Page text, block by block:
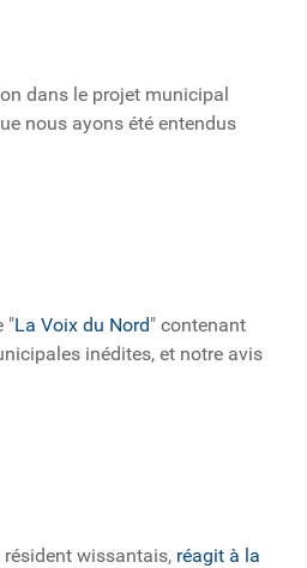
dans le projet municipal
nous ayons été entendus
"La Voix du Nord" contenant
inédites, et notre avis
résident wissantais, réagit à la